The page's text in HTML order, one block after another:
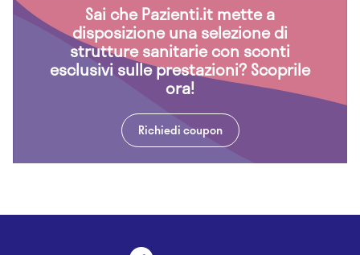
Sai che Pazienti.it mette a
disposizione una selezione di
strutture sanitarie con sconti
esclusivi sulle prestazioni? Scoprile
ora!
Richiedi coupon